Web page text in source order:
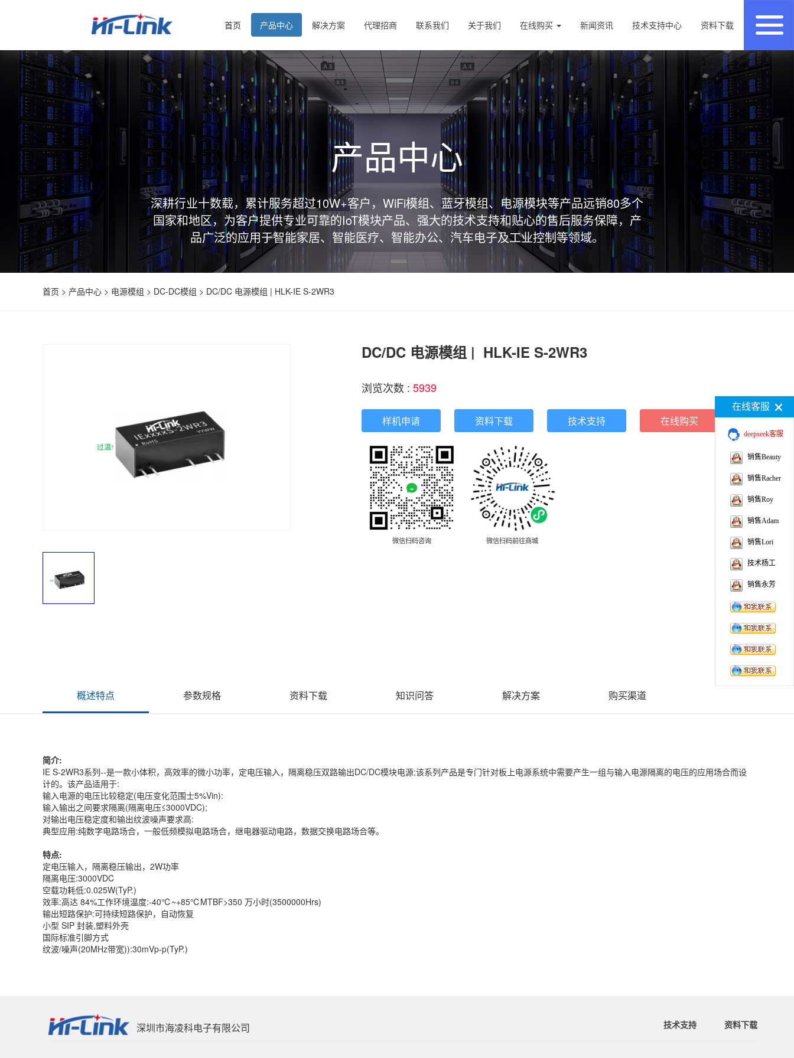
首页 产品中心 解决方案 代理招商 联系我们 关于我们 在线购买 新闻资讯 技术支持中心 资料下载
产品中心
深耕行业十数载，累计服务超过10W+客户，WiFi模组、蓝牙模组、电源模块等产品远销80多个
国家和地区，为客户提供专业可靠的IoT模块产品、强大的技术支持和贴心的售后服务保障，产
品广泛的应用于智能家居、智能医疗、智能办公、汽车电子及工业控制等领域。
首页 > 产品中心 > 电源模组 > DC-DC模组 > DC/DC 电源模组 | HLK-IE S-2WR3
DC/DC 电源模组 |  HLK-IE S-2WR3
浏览次数 : 5939
样机申请 资料下载 技术支持 在线购买
微信扫码咨询 微信扫码前往商城
概述特点 参数规格 资料下载 知识问答 解决方案 购买渠道
简介:
IE S-2WR3系列--是一款小体积，高效率的微小功率，定电压输入，隔离稳压双路输出DC/DC模块电源;该系列产品是专门针对板上电源系统中需要产生一组与输入电源隔离的电压的应用场合而设
计的。该产品适用于:
输入电源的电压比较稳定(电压变化范围士5%Vin):
输入输出之间要求隔离(隔离电压≤3000VDC);
对输出电压稳定度和输出纹波噪声要求高:
典型应用:纯数字电路场合，一般低频模拟电路场合，继电器驱动电路，数据交换电路场合等。
特点:
定电压输入，隔离稳压输出，2W功率
隔离电压:3000VDC
空载功耗低:0.025W(TyP.)
效率:高达 84%工作环境温度:-40℃~+85℃MTBF>350 万小时(3500000Hrs)
输出短路保护:可持续短路保护，自动恢复
小型 SIP 封装,塑料外壳
国际标准引脚方式
纹波/噪声(20MHz带宽)):30mVp-p(TyP.)
深圳市海凌科电子有限公司 技术支持 资料下载
在线客服
deepseek客服
销售Beauty
销售Racher
销售Roy
销售Adam
销售Lori
技术杨工
销售永芳